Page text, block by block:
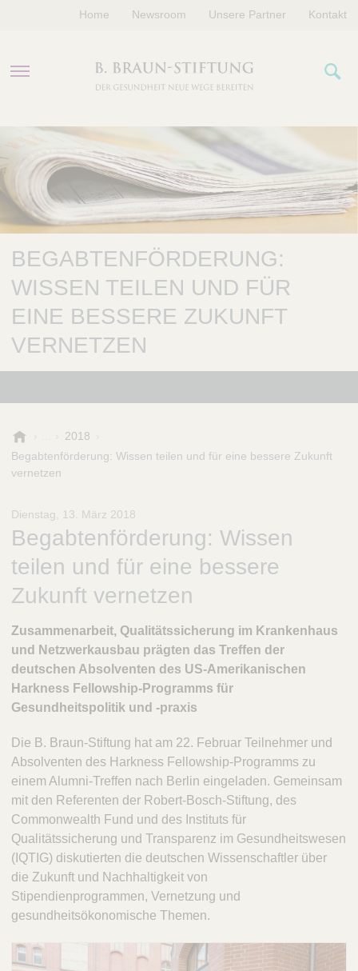
PROGRAMME
FÖRDERUNGEN
VERANSTALTUNGEN
ÜBER UNS
Home Newsroom Unsere Partner Kontakt
BEGABTENFÖRDERUNG:
WISSEN TEILEN UND FÜR
EINE BESSERE ZUKUNFT
VERNETZEN
.
B
u
n
S
i
t
u
n
g
2018
Begabtenförderung: Wissen teilen und für eine bessere Zukunft
vernetzen
Dienstag, 13. März 2018
Begabtenförderung: Wissen
teilen und für eine bessere
Zukunft vernetzen
Zusammenarbeit, Qualitätssicherung im Krankenhaus
und Netzwerkausbau prägten das Treffen der
deutschen Absolventen des US-Amerikanischen
Harkness Fellowship-Programms für
Gesundheitspolitik und -praxis
Die B. Braun-Stiftung hat am 22. Februar Teilnehmer und
Absolventen des Harkness Fellowship-Programms zu
einem Alumni-Treffen nach Berlin eingeladen. Gemeinsam
mit den Referenten der Robert-Bosch-Stiftung, des
Commonwealth Fund und des Instituts für
Qualitätssicherung und Transparenz im Gesundheitswesen
(IQTIG) diskutierten die deutschen Wissenschaftler über
die Zukunft und Nachhaltigkeit von
Stipendienprogrammen, Vernetzung und
gesundheitsökonomische Themen.